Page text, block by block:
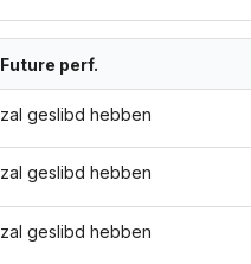
Future perf.
zal geslibd hebben
zal geslibd hebben
zal geslibd hebben